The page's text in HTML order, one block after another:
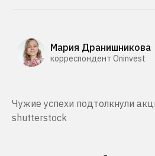
Мария Дранишникова
корреспондент Oninvest
Чужие успехи подтолкнули
shutterstock